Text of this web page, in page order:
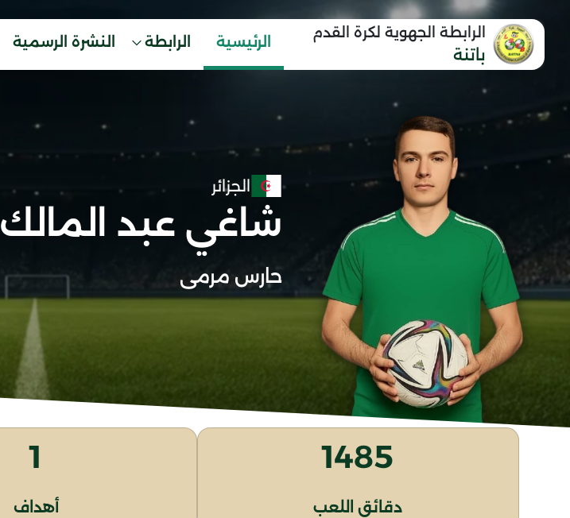
الرابطة الجهوية لكرة القدم
باتنة
الرئيسية الرابطة النشرة الرسمية
الجزائر
شاغي عبد المالك
حارس مرمى
1485
دقائق اللعب
1
أهداف